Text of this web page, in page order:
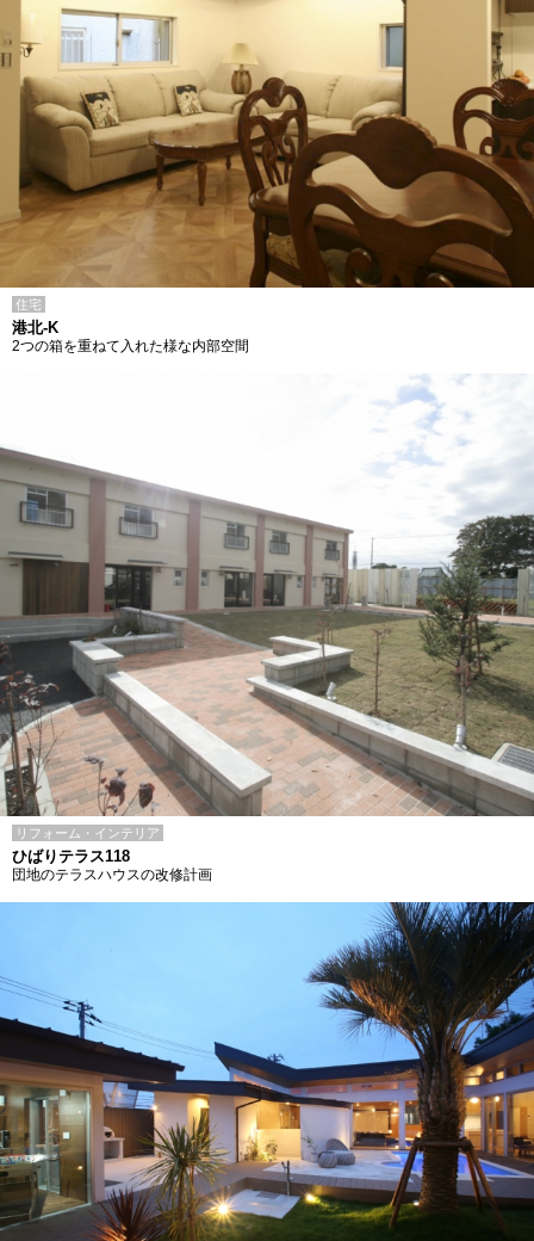
住宅
港北-K
2つの箱を重ねて入れた様な内部空間
リフォーム・インテリア
ひばりテラス118
団地のテラスハウスの改修計画